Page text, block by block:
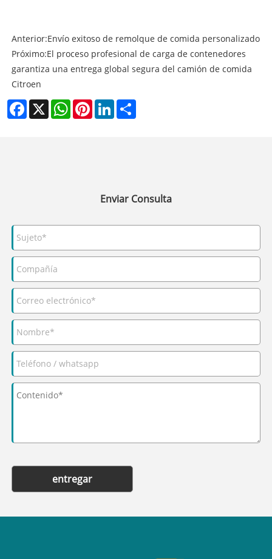
Anterior:Envío exitoso de remolque de comida personalizado
Próximo:El proceso profesional de carga de contenedores
garantiza una entrega global segura del camión de comida
Citroen
Facebook
X WhatsAppPinterestLinkedIn
Enviar Consulta
entregar